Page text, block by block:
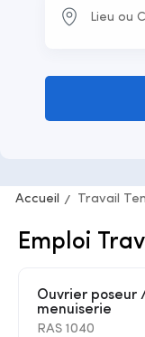
Accueil Travail
Emploi
Ouvrier poseur / Ouvrière poseuse de
menuiserie
RAS 1040